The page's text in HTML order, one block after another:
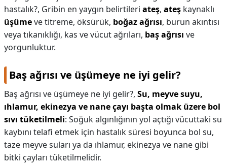
hastalık?, Gribin en yaygın belirtileri ateş, ateş kaynaklı
üşümeve titreme, öksürük, boğaz ağrısı, burun akıntısı
veya tıkanıklığı, kas ve vücut ağrıları, baş ağrısı ve
yorgunluktur.
Baş ağrısı ve üşümeye ne iyi gelir?
Baş ağrısı ve üşümeye ne iyi gelir?, Su, meyve suyu,
ıhlamur, ekinezya ve nane çayı başta olmak üzere bol
sıvı tüketilmeli: Soğuk algınlığının yol açtığı vücuttaki su
kaybını telafi etmek için hastalık süresi boyunca bol su,
taze meyve suları ya da ıhlamur, ekinezya ve nane gibi
bitki çayları tüketilmelidir.